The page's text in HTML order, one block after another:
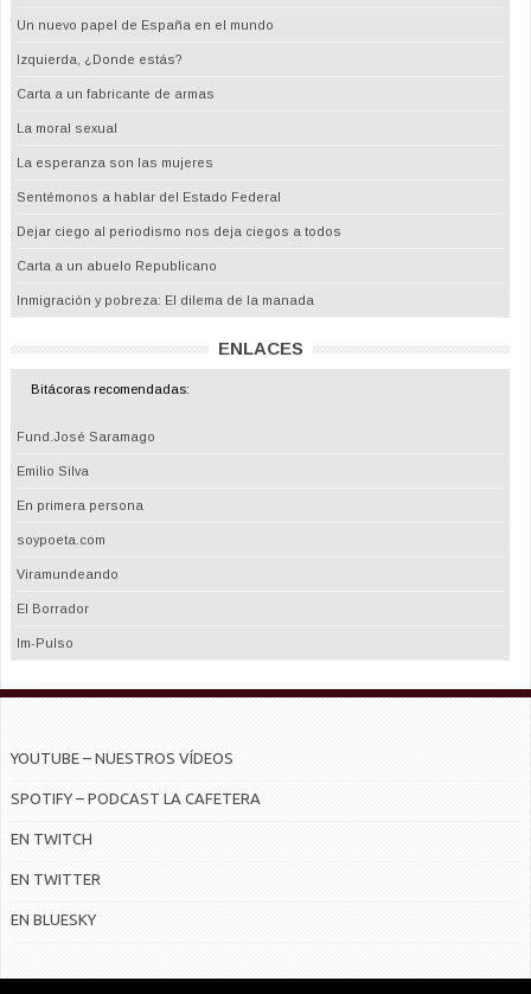
Un nuevo papel de España en el mundo
Izquierda, ¿Donde estás?
Carta a un fabricante de armas
La moral sexual
La esperanza son las mujeres
Sentémonos a hablar del Estado Federal
Dejar ciego al periodismo nos deja ciegos a todos
Carta a un abuelo Republicano
Inmigración y pobreza: El dilema de la manada
ENLACES
Bitácoras recomendadas:
Fund.José Saramago
Emilio Silva
En primera persona
soypoeta.com
Viramundeando
El Borrador
Im-Pulso
YOUTUBE – NUESTROS VÍDEOS
SPOTIFY – PODCAST LA CAFETERA
EN TWITCH
EN TWITTER
EN BLUESKY